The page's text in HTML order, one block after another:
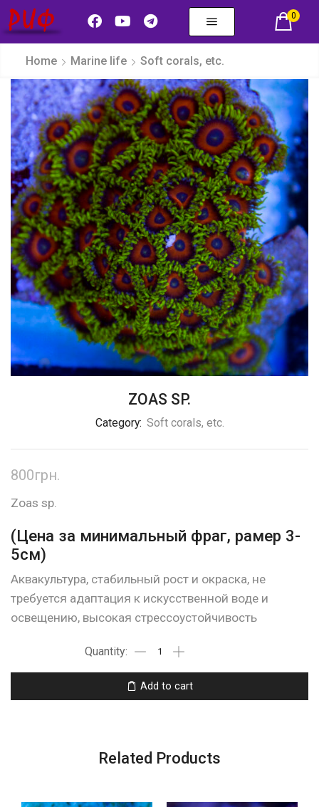
0
Home Marine life Soft corals, etc.
ZOAS SP.
Category: Soft corals, etc.
800грн.
Zoas sp.
(Цена за минимальный фраг, рамер 3-
5см)
Аквакультура, стабильный рост и окраска, не
требуется адаптация к искусственной воде и
освещению, высокая стрессоустойчивость
Add to cart
Related Products